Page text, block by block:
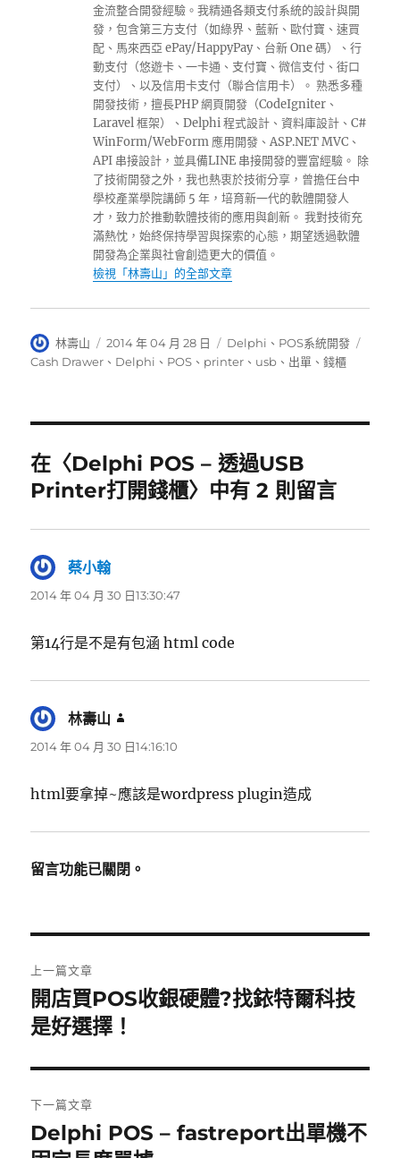
金流整合開發經驗。我精通各類支付系統的設計與開
發，包含第三方支付（如綠界、藍新、歐付寶、速買
配、馬來西亞 ePay/HappyPay、台新 One 碼）、行
動支付（悠遊卡、一卡通、支付寶、微信支付、街口
支付）、以及信用卡支付（聯合信用卡）。 熟悉多種
開發技術，擅長PHP 網頁開發（CodeIgniter、
Laravel 框架）、Delphi 程式設計、資料庫設計、C#
WinForm/WebForm 應用開發、ASP.NET MVC、
API 串接設計，並具備LINE 串接開發的豐富經驗。 除
了技術開發之外，我也熱衷於技術分享，曾擔任台中
學校產業學院講師 5 年，培育新一代的軟體開發人
才，致力於推動軟體技術的應用與創新。 我對技術充
滿熱忱，始終保持學習與探索的心態，期望透過軟體
開發為企業與社會創造更大的價值。
檢視「林壽山」的全部文章
作
者
林壽山
發
佈
2014 年 04 月 28 日
分
類
Delphi 、 POS系統開發
Cash Drawer 、 Delphi 、 POS 、 printer 、 usb 、 出單 、錢櫃
在〈Delphi POS – 透過USB
Printer打開錢櫃〉中有 2 則留言
蔡小翰表
示:
2014 年 04 月 30 日13:30:47
第14行是不是有包涵 html code
林壽山
示:
2014 年 04 月 30 日14:16:10
html要拿掉~應該是wordpress plugin造成
留言功能已關閉。
章
導
覽
上一篇文章
上
一
文
章:
開店買POS收銀硬體?找銥特爾科技
是好選擇！
下一篇文章
下
Delphi POS – fastreport出單機不